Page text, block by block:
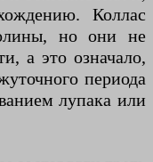
Коллас
но они не
а это означало,
периода
лупака или